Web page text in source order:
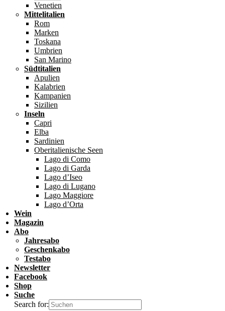
Venetien
Mittelitalien
Rom
Marken
Toskana
Umbrien
San Marino
Südtitalien
Apulien
Kalabrien
Kampanien
Sizilien
Inseln
Capri
Elba
Sardinien
Oberitalienische Seen
Lago di Como
Lago di Garda
Lago d’Iseo
Lago di Lugano
Lago Maggiore
Lago d’Orta
Wein
Magazin
Abo
Jahresabo
Geschenkabo
Testabo
Newsletter
Facebook
Shop
Suche
Search for: